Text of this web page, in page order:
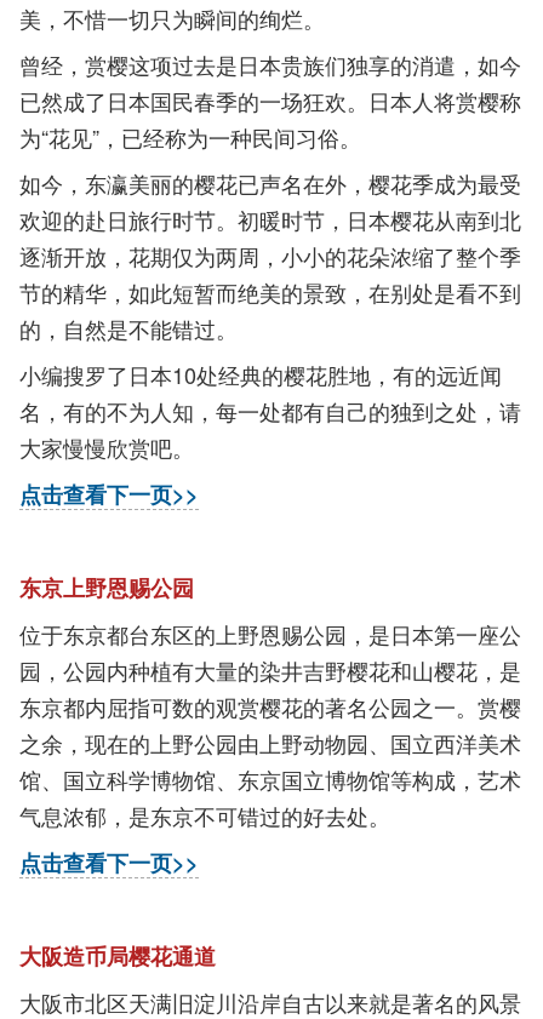
美，不惜一切只为瞬间的绚烂。
曾经，赏樱这项过去是日本贵族们独享的消遣，如今
已然成了日本国民春季的一场狂欢。日本人将赏樱称
为“花见”，已经称为一种民间习俗。
如今，东瀛美丽的樱花已声名在外，樱花季成为最受
欢迎的赴日旅行时节。初暖时节，日本樱花从南到北
逐渐开放，花期仅为两周，小小的花朵浓缩了整个季
节的精华，如此短暂而绝美的景致，在别处是看不到
的，自然是不能错过。
小编搜罗了日本10处经典的樱花胜地，有的远近闻
名，有的不为人知，每一处都有自己的独到之处，请
大家慢慢欣赏吧。
点击查看下一页>>
东京上野恩赐公园
位于东京都台东区的上野恩赐公园，是日本第一座公
园，公园内种植有大量的染井吉野樱花和山樱花，是
东京都内屈指可数的观赏樱花的著名公园之一。赏樱
之余，现在的上野公园由上野动物园、国立西洋美术
馆、国立科学博物馆、东京国立博物馆等构成，艺术
气息浓郁，是东京不可错过的好去处。
点击查看下一页>>
大阪造币局樱花通道
大阪市北区天满旧淀川沿岸自古以来就是著名的风景